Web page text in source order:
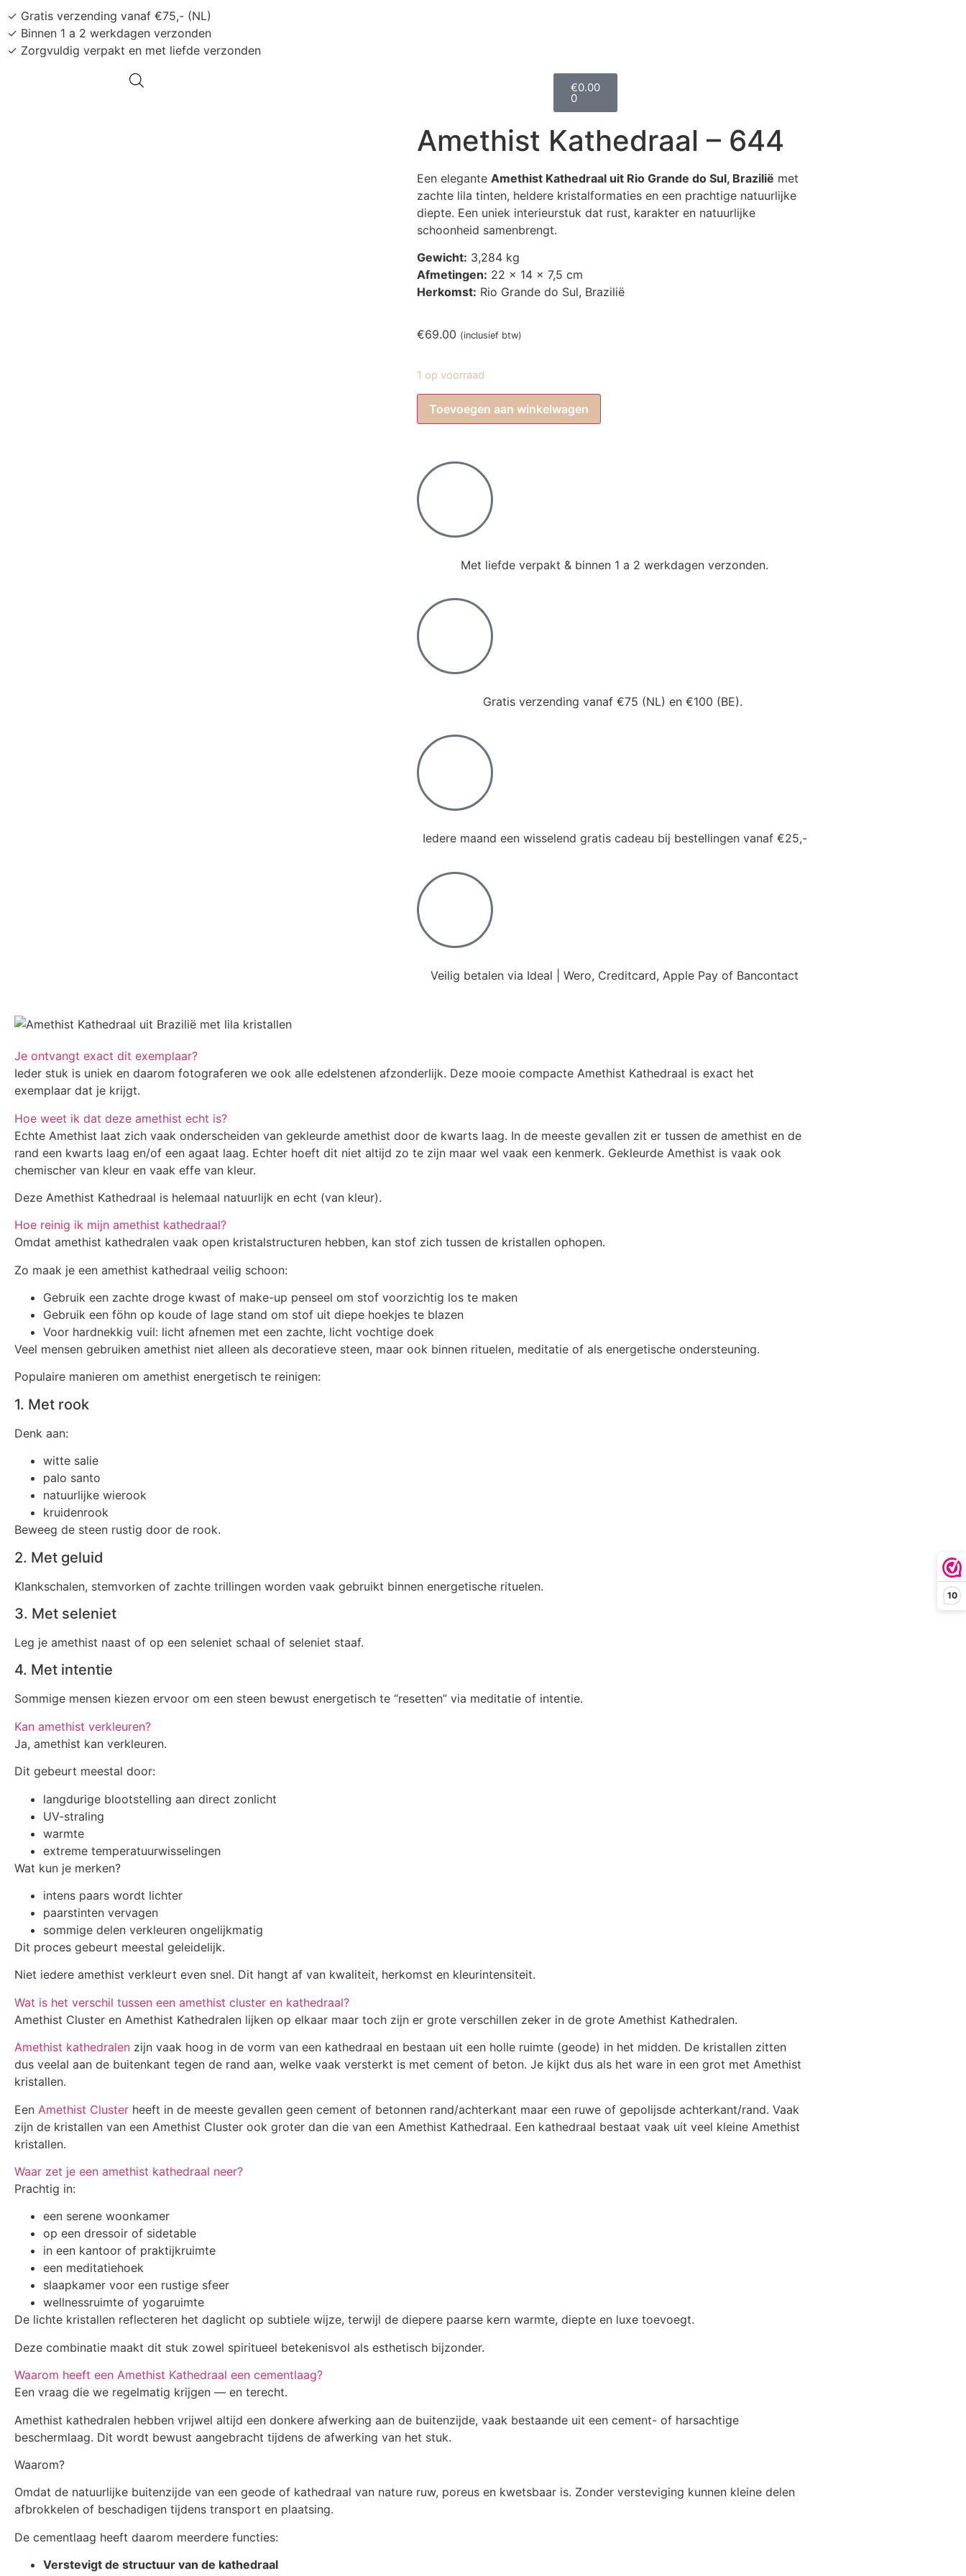
10
✓ Gratis verzending vanaf €75,- (NL)
✓ Binnen 1 a 2 werkdagen verzonden
✓ Zorgvuldig verpakt en met liefde verzonden
€0.00
0
Amethist Kathedraal – 644
Een elegante Amethist Kathedraal uit Rio Grande do Sul, Brazilië met
zachte lila tinten, heldere kristalformaties en een prachtige natuurlijke
diepte. Een uniek interieurstuk dat rust, karakter en natuurlijke
schoonheid samenbrengt.
Gewicht: 3,284 kg
Afmetingen: 22 x 14 x 7,5 cm
Herkomst: Rio Grande do Sul, Brazilië
€69.00 (inclusief btw)
1 op voorraad
Toevoegen aan winkelwagen
Met liefde verpakt & binnen 1 a 2 werkdagen verzonden.
Gratis verzending vanaf €75 (NL) en €100 (BE).
Iedere maand een wisselend gratis cadeau bij bestellingen vanaf €25,-
Veilig betalen via Ideal | Wero, Creditcard, Apple Pay of Bancontact
Je ontvangt exact dit exemplaar?
Ieder stuk is uniek en daarom fotograferen we ook alle edelstenen afzonderlijk. Deze mooie compacte Amethist Kathedraal is exact het
exemplaar dat je krijgt.
Hoe weet ik dat deze amethist echt is?
Echte Amethist laat zich vaak onderscheiden van gekleurde amethist door de kwarts laag. In de meeste gevallen zit er tussen de amethist en de
rand een kwarts laag en/of een agaat laag. Echter hoeft dit niet altijd zo te zijn maar wel vaak een kenmerk. Gekleurde Amethist is vaak ook
chemischer van kleur en vaak effe van kleur.
Deze Amethist Kathedraal is helemaal natuurlijk en echt (van kleur).
Hoe reinig ik mijn amethist kathedraal?
Omdat amethist kathedralen vaak open kristalstructuren hebben, kan stof zich tussen de kristallen ophopen.
Zo maak je een amethist kathedraal veilig schoon:
Gebruik een zachte droge kwast of make-up penseel om stof voorzichtig los te maken
Gebruik een föhn op koude of lage stand om stof uit diepe hoekjes te blazen
Voor hardnekkig vuil: licht afnemen met een zachte, licht vochtige doek
Veel mensen gebruiken amethist niet alleen als decoratieve steen, maar ook binnen rituelen, meditatie of als energetische ondersteuning.
Populaire manieren om amethist energetisch te reinigen:
1. Met rook
Denk aan:
witte salie
palo santo
natuurlijke wierook
kruidenrook
Beweeg de steen rustig door de rook.
2. Met geluid
Klankschalen, stemvorken of zachte trillingen worden vaak gebruikt binnen energetische rituelen.
3. Met seleniet
Leg je amethist naast of op een seleniet schaal of seleniet staaf.
4. Met intentie
Sommige mensen kiezen ervoor om een steen bewust energetisch te “resetten” via meditatie of intentie.
Kan amethist verkleuren?
Ja, amethist kan verkleuren.
Dit gebeurt meestal door:
langdurige blootstelling aan direct zonlicht
UV-straling
warmte
extreme temperatuurwisselingen
Wat kun je merken?
intens paars wordt lichter
paarstinten vervagen
sommige delen verkleuren ongelijkmatig
Dit proces gebeurt meestal geleidelijk.
Niet iedere amethist verkleurt even snel. Dit hangt af van kwaliteit, herkomst en kleurintensiteit.
Wat is het verschil tussen een amethist cluster en kathedraal?
Amethist Cluster en Amethist Kathedralen lijken op elkaar maar toch zijn er grote verschillen zeker in de grote Amethist Kathedralen.
Amethist kathedralen zijn vaak hoog in de vorm van een kathedraal en bestaan uit een holle ruimte (geode) in het midden. De kristallen zitten
dus veelal aan de buitenkant tegen de rand aan, welke vaak versterkt is met cement of beton. Je kijkt dus als het ware in een grot met Amethist
kristallen.
Een Amethist Cluster heeft in de meeste gevallen geen cement of betonnen rand/achterkant maar een ruwe of gepolijsde achterkant/rand. Vaak
zijn de kristallen van een Amethist Cluster ook groter dan die van een Amethist Kathedraal. Een kathedraal bestaat vaak uit veel kleine Amethist
kristallen.
Waar zet je een amethist kathedraal neer?
Prachtig in:
een serene woonkamer
op een dressoir of sidetable
in een kantoor of praktijkruimte
een meditatiehoek
slaapkamer voor een rustige sfeer
wellnessruimte of yogaruimte
De lichte kristallen reflecteren het daglicht op subtiele wijze, terwijl de diepere paarse kern warmte, diepte en luxe toevoegt.
Deze combinatie maakt dit stuk zowel spiritueel betekenisvol als esthetisch bijzonder.
Waarom heeft een Amethist Kathedraal een cementlaag?
Een vraag die we regelmatig krijgen — en terecht.
Amethist kathedralen hebben vrijwel altijd een donkere afwerking aan de buitenzijde, vaak bestaande uit een cement- of harsachtige
beschermlaag. Dit wordt bewust aangebracht tijdens de afwerking van het stuk.
Waarom?
Omdat de natuurlijke buitenzijde van een geode of kathedraal van nature ruw, poreus en kwetsbaar is. Zonder versteviging kunnen kleine delen
afbrokkelen of beschadigen tijdens transport en plaatsing.
De cementlaag heeft daarom meerdere functies:
Verstevigt de structuur van de kathedraal